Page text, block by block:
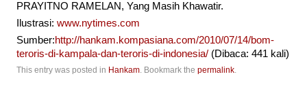
PRAYITNO RAMELAN, Yang Masih Khawatir.
Ilustrasi: www.nytimes.com
Sumber:http://hankam.kompasiana.com/2010/07/14/bom-
teroris-di-kampala-dan-teroris-di-indonesia/ (Dibaca: 441 kali)
This entry was posted in Hankam. Bookmark the permalink.